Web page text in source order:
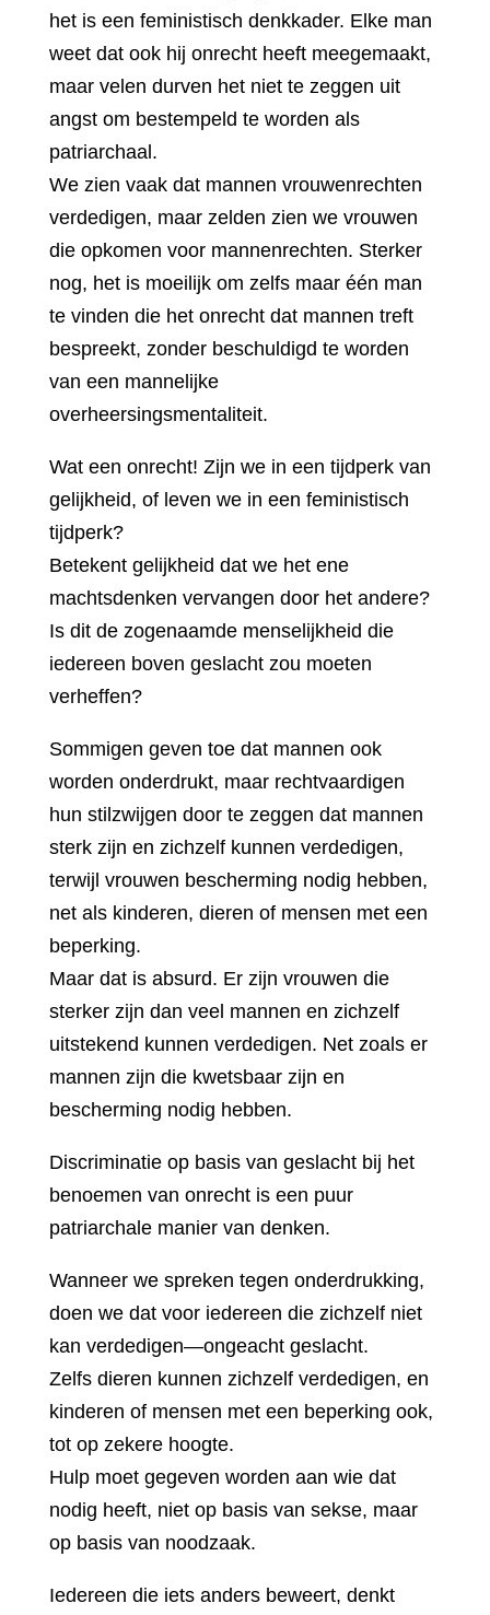
het is een feministisch denkkader. Elke man
weet dat ook hij onrecht heeft meegemaakt,
maar velen durven het niet te zeggen uit
angst om bestempeld te worden als
patriarchaal.
We zien vaak dat mannen vrouwenrechten
verdedigen, maar zelden zien we vrouwen
die opkomen voor mannenrechten. Sterker
nog, het is moeilijk om zelfs maar één man
te vinden die het onrecht dat mannen treft
bespreekt, zonder beschuldigd te worden
van een mannelijke
overheersingsmentaliteit.
Wat een onrecht! Zijn we in een tijdperk van
gelijkheid, of leven we in een feministisch
tijdperk?
Betekent gelijkheid dat we het ene
machtsdenken vervangen door het andere?
Is dit de zogenaamde menselijkheid die
iedereen boven geslacht zou moeten
verheffen?
Sommigen geven toe dat mannen ook
worden onderdrukt, maar rechtvaardigen
hun stilzwijgen door te zeggen dat mannen
sterk zijn en zichzelf kunnen verdedigen,
terwijl vrouwen bescherming nodig hebben,
net als kinderen, dieren of mensen met een
beperking.
Maar dat is absurd. Er zijn vrouwen die
sterker zijn dan veel mannen en zichzelf
uitstekend kunnen verdedigen. Net zoals er
mannen zijn die kwetsbaar zijn en
bescherming nodig hebben.
Discriminatie op basis van geslacht bij het
benoemen van onrecht is een puur
patriarchale manier van denken.
Wanneer we spreken tegen onderdrukking,
doen we dat voor iedereen die zichzelf niet
kan verdedigen—ongeacht geslacht.
Zelfs dieren kunnen zichzelf verdedigen, en
kinderen of mensen met een beperking ook,
tot op zekere hoogte.
Hulp moet gegeven worden aan wie dat
nodig heeft, niet op basis van sekse, maar
op basis van noodzaak.
Iedereen die iets anders beweert, denkt